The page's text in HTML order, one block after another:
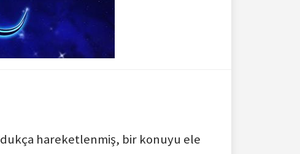
hareketlenmiş, bir konuyu ele